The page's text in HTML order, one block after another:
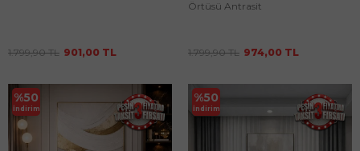
1.799,90TL 901,00 TL
Örtüsü Antrasit
1.799,90TL 974,00 TL
%50
İndirim
%50
İndirim